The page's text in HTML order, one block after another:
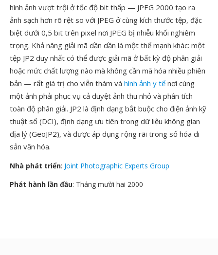
hình ảnh vượt trội ở tốc độ bit thấp — JPEG 2000 tạo ra
ảnh sạch hơn rõ rệt so với JPEG ở cùng kích thước tệp, đặc
biệt dưới 0,5 bit trên pixel nơi JPEG bị nhiễu khối nghiêm
trọng. Khả năng giải mã dần dần là một thế mạnh khác: một
tệp JP2 duy nhất có thể được giải mã ở bất kỳ độ phân giải
hoặc mức chất lượng nào mà không cần mã hóa nhiều phiên
bản — rất giá trị cho viễn thám và hình ảnh y tế nơi cùng
một ảnh phải phục vụ cả duyệt ảnh thu nhỏ và phân tích
toàn độ phân giải. JP2 là định dạng bắt buộc cho điện ảnh kỹ
thuật số (DCI), định dạng ưu tiên trong dữ liệu không gian
địa lý (GeoJP2), và được áp dụng rộng rãi trong số hóa di
sản văn hóa.
Nhà phát triển: Joint Photographic Experts Group
Phát hành lần đầu: Tháng mười hai 2000